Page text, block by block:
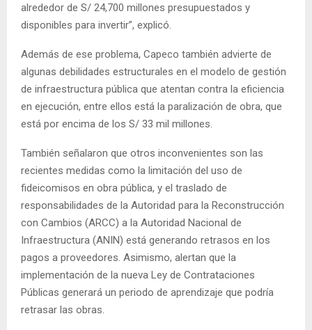
alrededor de S/ 24,700 millones presupuestados y
disponibles para invertir”, explicó.
Además de ese problema, Capeco también advierte de
algunas debilidades estructurales en el modelo de gestión
de infraestructura pública que atentan contra la eficiencia
en ejecución, entre ellos está la paralización de obra, que
está por encima de los S/ 33 mil millones.
También señalaron que otros inconvenientes son las
recientes medidas como la limitación del uso de
fideicomisos en obra pública, y el traslado de
responsabilidades de la Autoridad para la Reconstrucción
con Cambios (ARCC) a la Autoridad Nacional de
Infraestructura (ANIN) está generando retrasos en los
pagos a proveedores. Asimismo, alertan que la
implementación de la nueva Ley de Contrataciones
Públicas generará un periodo de aprendizaje que podría
retrasar las obras.